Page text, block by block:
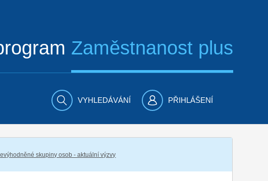
Zaměstnanost plus
VYHLEDÁVÁNÍ PŘIHLÁŠENÍ
skupiny osob - aktuální výzvy